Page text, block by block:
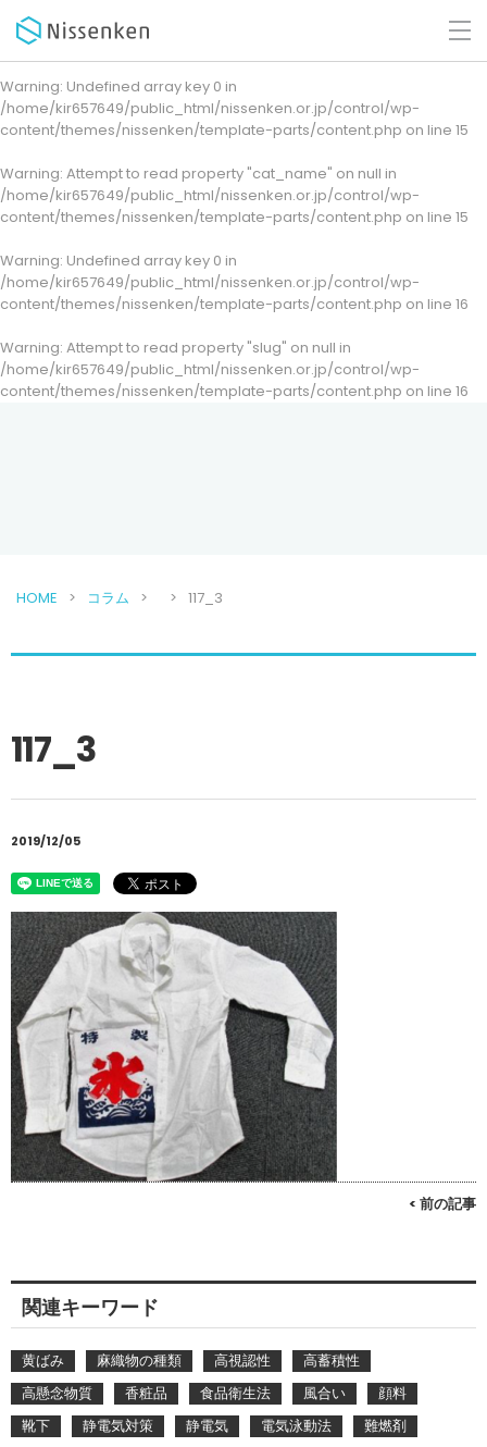
Warning: Undefined array key 0 in
/home/kir657649/public_html/nissenken.or.jp/control/wp-
content/themes/nissenken/template-parts/content.php on line 15
Warning: Attempt to read property "cat_name" on null in
/home/kir657649/public_html/nissenken.or.jp/control/wp-
content/themes/nissenken/template-parts/content.php on line 15
Warning: Undefined array key 0 in
/home/kir657649/public_html/nissenken.or.jp/control/wp-
content/themes/nissenken/template-parts/content.php on line 16
Warning: Attempt to read property "slug" on null in
/home/kir657649/public_html/nissenken.or.jp/control/wp-
content/themes/nissenken/template-parts/content.php on line 16
HOME コラム 117_3
117_3
2019/12/05
< 前の記事
関連キーワード
黄ばみ 麻織物の種類 高視認性
高蓄積性
高懸念物質
香粧品 食品衛生法 風合い
顔料
靴下
静電気対策 静電気 電気泳動法
難燃剤